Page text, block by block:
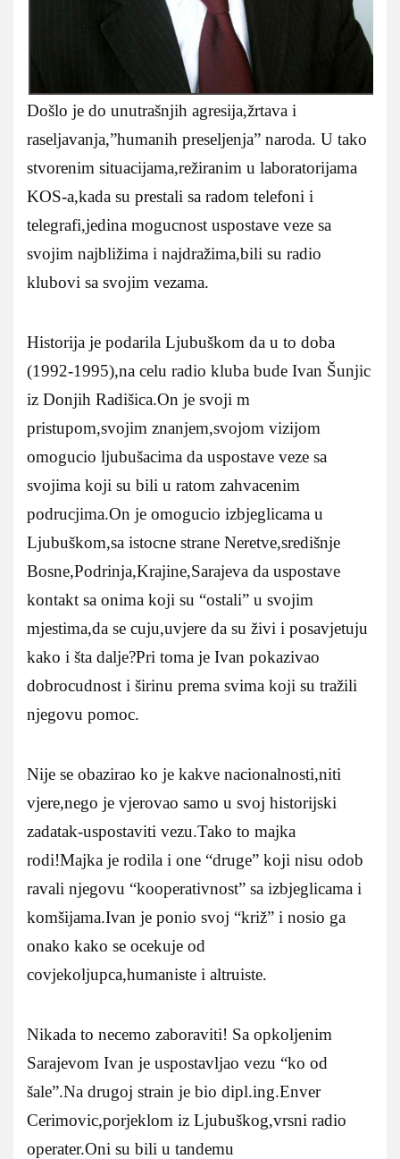
Došlo je do unutrašnjih agresija,žrtava i
raseljavanja,”humanih preseljenja” naroda. U tako
stvorenim situacijama,režiranim u laboratorijama
KOS-a,kada su prestali sa radom telefoni i
telegrafi,jedina mogucnost uspostave veze sa
svojim najbližima i najdražima,bili su radio
klubovi sa svojim vezama.
Historija je podarila Ljubuškom da u to doba
(1992-1995),na celu radio kluba bude Ivan Šunjic
iz Donjih Radišica.On je svoji m
pristupom,svojim znanjem,svojom vizijom
omogucio ljubušacima da uspostave veze sa
svojima koji su bili u ratom zahvacenim
podrucjima.On je omogucio izbjeglicama u
Ljubuškom,sa istocne strane Neretve,središnje
Bosne,Podrinja,Krajine,Sarajeva da uspostave
kontakt sa onima koji su “ostali” u svojim
mjestima,da se cuju,uvjere da su živi i posavjetuju
kako i šta dalje?Pri toma je Ivan pokazivao
dobrocudnost i širinu prema svima koji su tražili
njegovu pomoc.
Nije se obazirao ko je kakve nacionalnosti,niti
vjere,nego je vjerovao samo u svoj historijski
zadatak-uspostaviti vezu.Tako to majka
rodi!Majka je rodila i one “druge” koji nisu odob
ravali njegovu “kooperativnost” sa izbjeglicama i
komšijama.Ivan je ponio svoj “križ” i nosio ga
onako kako se ocekuje od
covjekoljupca,humaniste i altruiste.
Nikada to necemo zaboraviti! Sa opkoljenim
Sarajevom Ivan je uspostavljao vezu “ko od
šale”.Na drugoj strain je bio dipl.ing.Enver
Cerimovic,porjeklom iz Ljubuškog,vrsni radio
operater.Oni su bili u tandemu